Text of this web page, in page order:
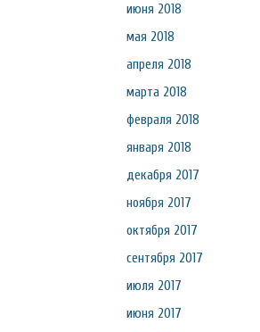
июня 2018
мая 2018
апреля 2018
марта 2018
февраля 2018
января 2018
декабря 2017
ноября 2017
октября 2017
сентября 2017
июля 2017
июня 2017